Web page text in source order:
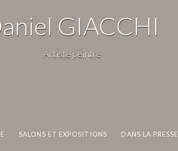
GIACCHI
Artiste peintre
SALONS ET EXPOSITIONS DANS LA PRESSE